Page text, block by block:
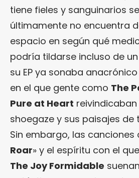
tiene fieles y sanguinarios
últimamente no encuentra
espacio en según qué
podría tildarse incluso de
su EP ya sonaba
en el que gente como The
Pure at Heart
shoegaze y sus paisajes de
Sin embargo, las canciones
Roar» y el espíritu con el
The Joy Formidable